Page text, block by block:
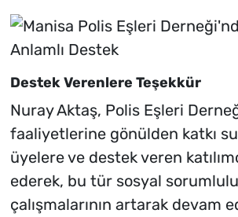
Destek Verenlere Teşekkür
Nuray Aktaş, Polis Eşleri
faaliyetlerine gönülden katkı
üyelere ve destek veren
ederek, bu tür sosyal
çalışmalarının artarak devam